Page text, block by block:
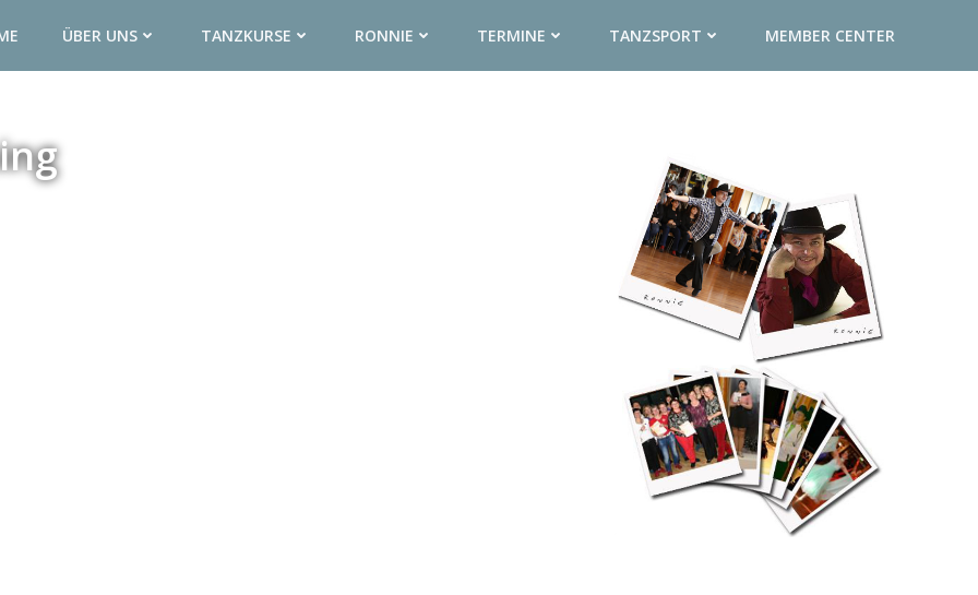
ÜBER UNS TANZKURSE RONNIE TERMINE TANZSPORT MEMBER CENTER